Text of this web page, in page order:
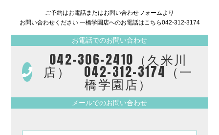
ご予約はお電話またはお問い合わせフォームより
お問い合わせください 一橋学園店へのお電話はこちら042-312-3174
お電話でのお問い合わせ
042-306-2410（久米川
店） 042-312-3174（一
橋学園店）
メールでのお問い合わせ